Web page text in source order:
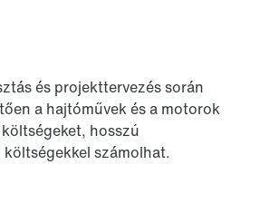
és projekttervezés során
a hajtóművek és a motorok
hosszú
számolhat.